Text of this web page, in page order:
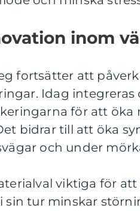
inom
fortsätter att
Idag
för att
bidrar till att öka
och under
viktiga för
sin tur minskar